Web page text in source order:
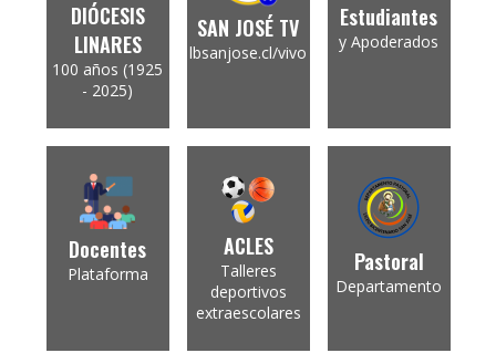
DIÓCESIS
LINARES
100 años (1925
- 2025)
SAN JOSÉ TV
lbsanjose.cl/vivo
Estudiantes
y Apoderados
Docentes
Plataforma
ACLES
Talleres
deportivos
extraescolares
Pastoral
Departamento